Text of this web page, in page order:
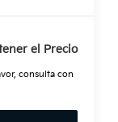
el Precio
consulta con